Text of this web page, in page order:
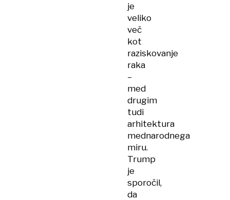
je
veliko
več
kot
raziskovanje
raka
–
med
drugim
tudi
arhitektura
mednarodnega
miru.
Trump
je
sporočil,
da